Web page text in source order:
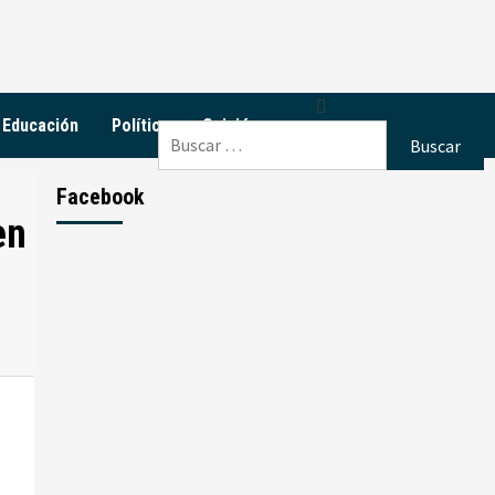
Educación Política Opinión
Buscar:
Facebook